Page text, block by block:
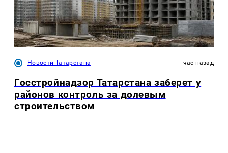
Новости Татарстана час назад
Госстройнадзор Татарстана заберет у
районов контроль за долевым
строительством